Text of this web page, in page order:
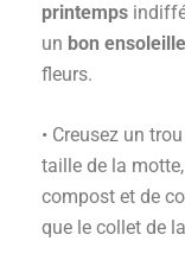
printemps
un bon
fleurs.
• Creusez un
taille de la
compost et de
que le collet de